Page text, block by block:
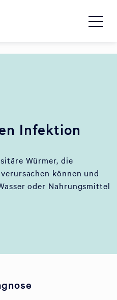
Infektion
Würmer, die
können und
oder Nahrungsmittel